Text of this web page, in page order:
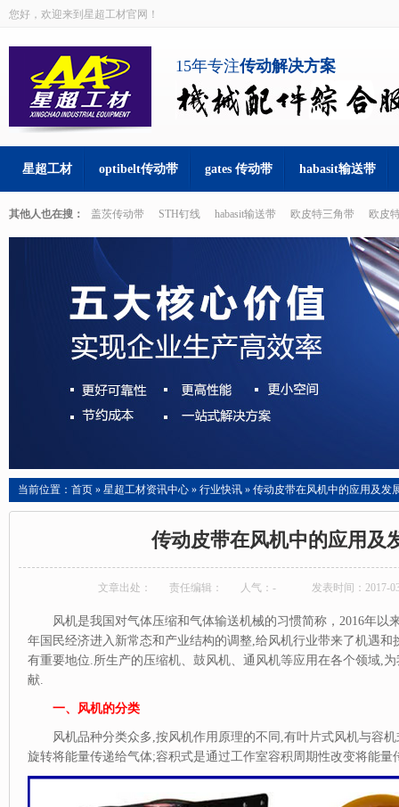
您好，欢迎来到星超工材官网！
15年专注传动解决方案
星超工材 optibelt传动带 gates 传动带 habasit输送带
其他人也在搜： 盖茨传动带 STH钉线 habasit输送带 欧皮特三角带 欧皮
当前位置： 首页 » 星超工材资讯中心 » 行业快讯 » 传动皮带在风机中的应用及发
传动皮带在风机中的应用及
文章出处： 责任编辑： 人气： - 发表时间：2017-
风机是我国对气体压缩和气体输送机械的习惯简称，2016年以
年国民经济进入新常态和产业结构的调整,给风机行业带来了机遇
有重要地位.所生产的压缩机、鼓风机、通风机等应用在各个领域,
献.
一、风机的分类
风机品种分类众多,按风机作用原理的不同,有叶片式风机与容
旋转将能量传递给气体;容积式是通过工作室容积周期性改变将能量